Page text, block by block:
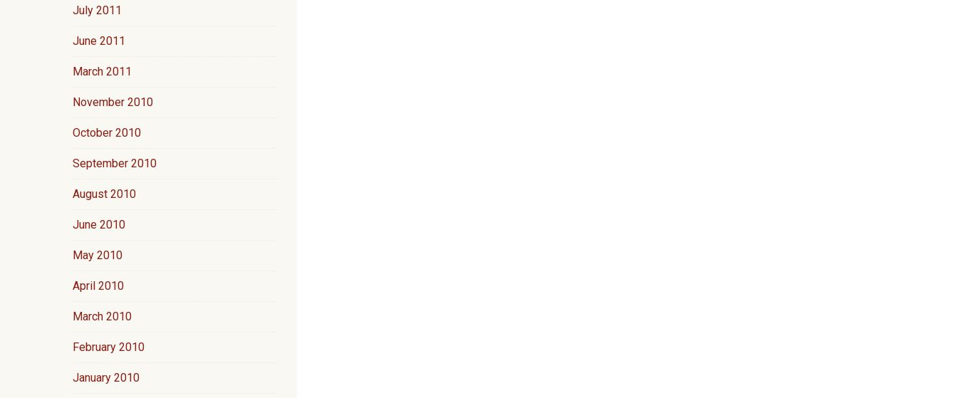
July 2011
June 2011
March 2011
November 2010
October 2010
September 2010
August 2010
June 2010
May 2010
April 2010
March 2010
February 2010
January 2010